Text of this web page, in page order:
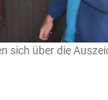
sich über die